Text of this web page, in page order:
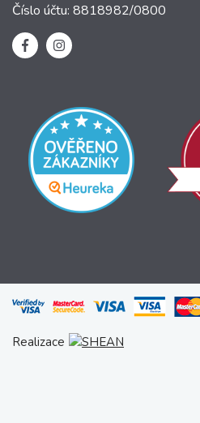
Číslo účtu: 8818982/0800
Realizace